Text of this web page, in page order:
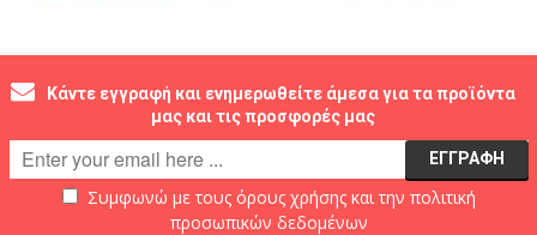
Κάντε εγγραφή και ενημερωθείτε άμεσα για τα προϊόντα
μας και τις προσφορές μας
Συμφωνώ με τους όρους χρήσηςκαι την πολιτική
προσωπικών δεδομένων